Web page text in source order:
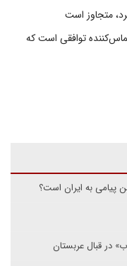
متجاوز است
توافقی است که
پیامی به ایران است؟
در قبال عربستان